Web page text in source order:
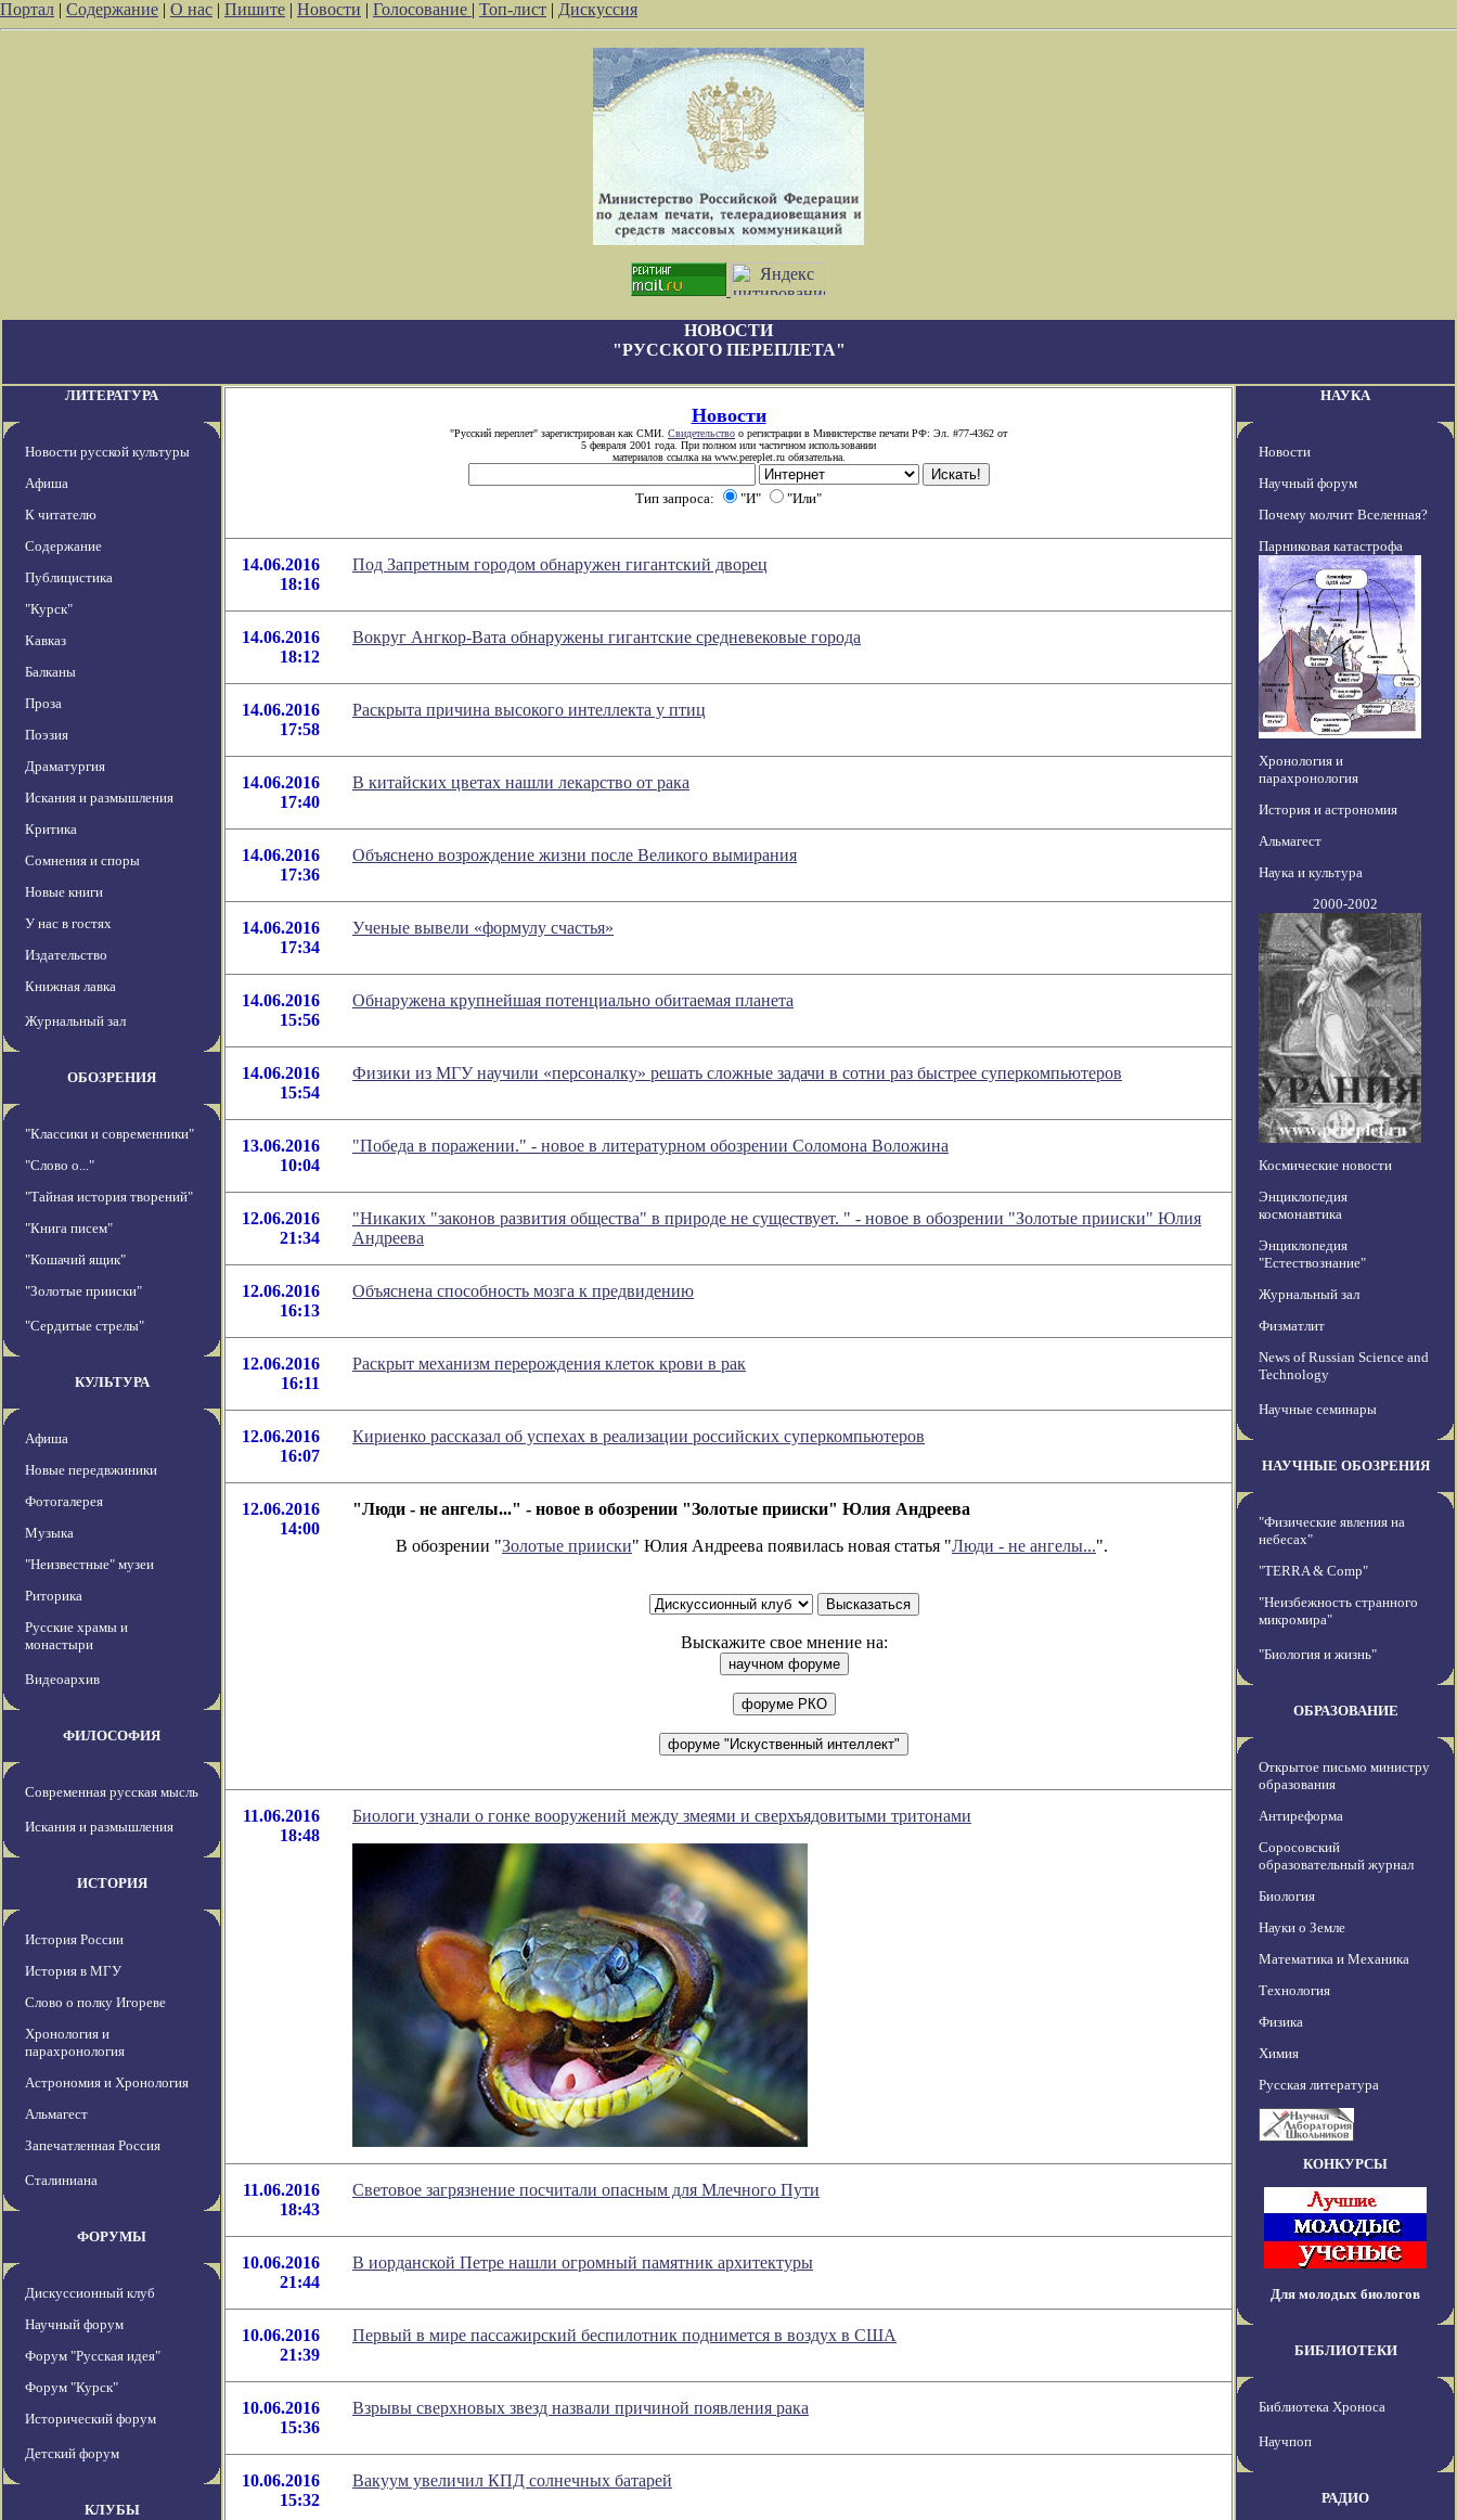
Портал | Содержание | О нас | Пишите | Новости | Голосование | Топ-лист | Дискуссия
НОВОСТИ
"РУССКОГО ПЕРЕПЛЕТА"
ЛИТЕРАТУРА
Новости русской культуры
Афиша
К читателю
Содержание
Публицистика
"Курск"
Кавказ
Балканы
Проза
Поэзия
Драматургия
Искания и размышления
Критика
Сомнения и споры
Новые книги
У нас в гостях
Издательство
Книжная лавка
Журнальный зал
ОБОЗРЕНИЯ
"Классики и современники"
"Слово о..."
"Тайная история творений"
"Книга писем"
"Кошачий ящик"
"Золотые прииски"
"Сердитые стрелы"
КУЛЬТУРА
Афиша
Новые передвжиники
Фотогалерея
Музыка
"Неизвестные" музеи
Риторика
Русские храмы и
монастыри
Видеоархив
ФИЛОСОФИЯ
Современная русская мысль
Искания и размышления
ИСТОРИЯ
История России
История в МГУ
Слово о полку Игореве
Хронология и
парахронология
Астрономия и Хронология
Альмагест
Запечатленная Россия
Сталиниана
ФОРУМЫ
Дискуссионный клуб
Научный форум
Форум "Русская идея"
Форум "Курск"
Исторический форум
Детский форум
КЛУБЫ
Новости
"Русский переплет" зарегистрирован как СМИ. Свидетельство о регистрации в Министерстве печати РФ: Эл. #77-4362 от
5 февраля 2001 года. При полном или частичном использовании
материалов ссылка на www.pereplet.ru обязательна.
Тип запроса: "И" "Или"
14.06.2016
18:16
Под Запретным городом обнаружен гигантский дворец
14.06.2016
18:12
Вокруг Ангкор-Вата обнаружены гигантские средневековые города
14.06.2016
17:58
Раскрыта причина высокого интеллекта у птиц
14.06.2016
17:40
В китайских цветах нашли лекарство от рака
14.06.2016
17:36
Объяснено возрождение жизни после Великого вымирания
14.06.2016
17:34
Ученые вывели «формулу счастья»
14.06.2016
15:56
Обнаружена крупнейшая потенциально обитаемая планета
14.06.2016
15:54
Физики из МГУ научили «персоналку» решать сложные задачи в сотни раз быстрее суперкомпьютеров
13.06.2016
10:04
"Победа в поражении." - новое в литературном обозрении Соломона Воложина
12.06.2016
21:34
"Никаких "законов развития общества" в природе не существует. " - новое в обозрении "Золотые прииски" Юлия
Андреева
12.06.2016
16:13
Объяснена способность мозга к предвидению
12.06.2016
16:11
Раскрыт механизм перерождения клеток крови в рак
12.06.2016
16:07
Кириенко рассказал об успехах в реализации российских суперкомпьютеров
12.06.2016
14:00
"Люди - не ангелы..." - новое в обозрении "Золотые прииски" Юлия Андреева
В обозрении "Золотые прииски" Юлия Андреева появилась новая статья "Люди - не ангелы...".
Выскажите свое мнение на:
11.06.2016
18:48
Биологи узнали о гонке вооружений между змеями и сверхъядовитыми тритонами
11.06.2016
18:43
Световое загрязнение посчитали опасным для Млечного Пути
10.06.2016
21:44
В иорданской Петре нашли огромный памятник архитектуры
10.06.2016
21:39
Первый в мире пассажирский беспилотник поднимется в воздух в США
10.06.2016
15:36
Взрывы сверхновых звезд назвали причиной появления рака
10.06.2016
15:32
Вакуум увеличил КПД солнечных батарей
НАУКА
Новости
Научный форум
Почему молчит Вселенная?
Парниковая катастрофа
Хронология и
парахронология
История и астрономия
Альмагест
Наука и культура
2000-2002
Космические новости
Энциклопедия
космонавтика
Энциклопедия
"Естествознание"
Журнальный зал
Физматлит
News of Russian Science and
Technology
Научные семинары
НАУЧНЫЕ ОБОЗРЕНИЯ
"Физические явления на
небесах"
"TERRA & Comp"
"Неизбежность странного
микромира"
"Биология и жизнь"
ОБРАЗОВАНИЕ
Открытое письмо министру
образования
Антиреформа
Соросовский
образовательный журнал
Биология
Науки о Земле
Математика и Механика
Технология
Физика
Химия
Русская литература
КОНКУРСЫ
Для молодых биологов
БИБЛИОТЕКИ
Библиотека Хроноса
Научпоп
РАДИО